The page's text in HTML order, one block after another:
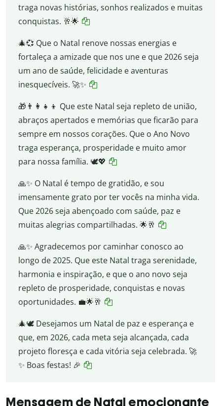
traga novas histórias, sonhos realizados e muitas
conquistas. 🥂🌟
🎄💞 Que o Natal renove nossas energias e
fortaleça a amizade que nos une e que 2026 seja
um ano de saúde, felicidade e aventuras
inesquecíveis. 🚀✨
🎁👨‍👩‍👧‍👦 Que este Natal seja repleto de união,
abraços apertados e memórias que ficarão para
sempre em nossos corações. Que o Ano Novo
traga esperança, prosperidade e muito amor
para nossa família. 🕊️💖
🙏✨ O Natal é tempo de gratidão, e sou
imensamente grato por ter vocês na minha vida.
Que 2026 seja abençoado com saúde, paz e
muitas alegrias compartilhadas. 🌟🥂
🙏✨ Agradecemos por caminhar conosco ao
longo de 2025. Que este Natal traga serenidade,
harmonia e inspiração, e que o ano novo seja
repleto de prosperidade, conquistas e novas
oportunidades. 💼🌟🥂
🎄🕊️ Desejamos um Natal de paz e esperança e
que, em 2026, cada meta seja alcançada, cada
projeto floresça e cada vitória seja celebrada. 🚀
✨ Boas festas! 🎉
Mensagem de Natal emocionante